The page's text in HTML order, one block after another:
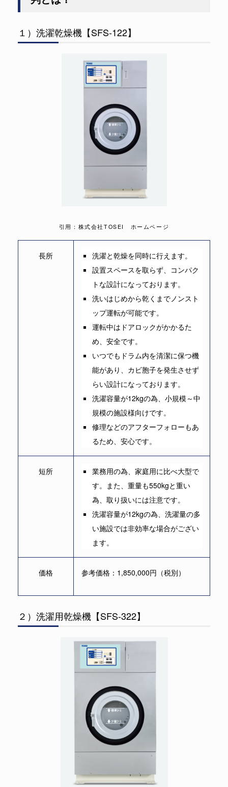
１）洗濯乾燥機【SFS-122】
引用：株式会社TOSEI ホームページ
長所
洗濯と乾燥を同時に行えます。
設置スペースを取らず、コンパク
トな設計になっております。
洗いはじめから乾くまでノンスト
ップ運転が可能です。
運転中はドアロックがかかるた
め、安全です。
いつでもドラム内を清潔に保つ機
能があり、カビ胞子を発生させず
らい設計になっております。
洗濯容量が12kgの為、小規模～中
規模の施設様向けです。
修理などのアフターフォローもあ
るため、安心です。
短所
業務用の為、家庭用に比べ大型で
す。また、重量も550kgと重い
為、取り扱いには注意です。
洗濯容量が12kgの為、洗濯量の多
い施設では非効率な場合がござい
ます。
価格 参考価格：1,850,000円（税別）
２）洗濯用乾燥機【SFS-322】